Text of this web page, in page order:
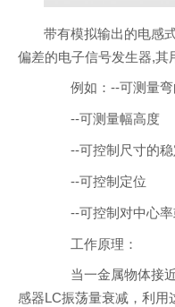
带有模拟输出的电感
偏差的电子信号发生器,其
例如：--可测量弯
--可测量幅高度
--可控制尺寸的稳
--可控制定位
--可控制对中心率
工作原理：
当一金属物体接近
感器LC振荡量衰减，利用